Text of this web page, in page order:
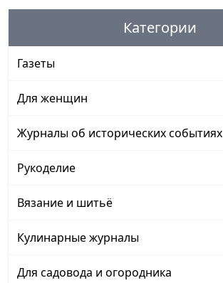
Категории
Газеты
Для женщин
Журналы об исторических событиях
Рукоделие
Вязание и шитьё
Кулинарные журналы
Для садовода и огородника